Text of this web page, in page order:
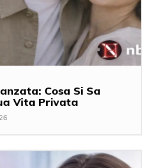
Cosa Si Sa
Vita Privata